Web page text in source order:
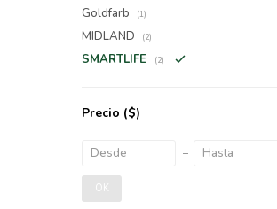
Goldfarb (1)
MIDLAND (2)
SMARTLIFE (2)
Precio ($)
OK